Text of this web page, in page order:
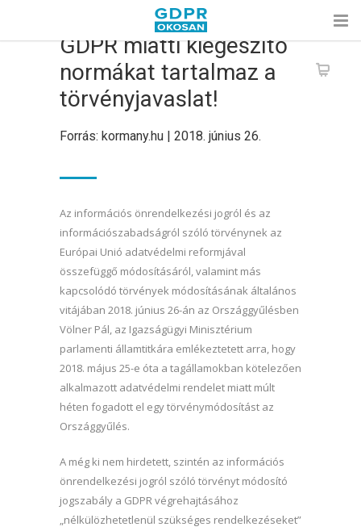
GDPR miatti kiegészítő
normákat tartalmaz a
törvényjavaslat!
Forrás: kormany.hu | 2018. június 26.
Az információs önrendelkezési jogról és az
információszabadságról szóló törvénynek az
Európai Unió adatvédelmi reformjával
összefüggő módosításáról, valamint más
kapcsolódó törvények módosításának általános
vitájában 2018. június 26-án az Országgyűlésben
Völner Pál, az Igazságügyi Minisztérium
parlamenti államtitkára emlékeztetett arra, hogy
2018. május 25-e óta a tagállamokban kötelezően
alkalmazott adatvédelmi rendelet miatt múlt
héten fogadott el egy törvénymódosítást az
Országgyűlés.
A még ki nem hirdetett, szintén az információs
önrendelkezési jogról szóló törvényt módosító
jogszabály a GDPR végrehajtásához
„nélkülözhetetlenül szükséges rendelkezéseket”